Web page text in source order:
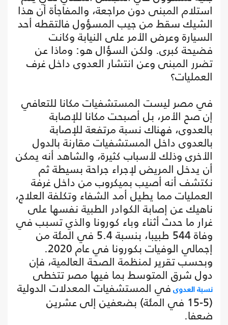
استلام المبنى دون مراجعة، والمفاجأة أن هذا
الشيك سقط من جيب المسؤول فالتقطه أحد
السيارة وعرض الأمر على النيابة وكانت
فضيحة كبرى. ولكن السؤال هو: وماذا عن
تضرر المبنى وعن انتشار العدوى داخل غرف
العمليات؟
في مصر ليست المستشفيات مكانا للتعافي
إن صح الأمر، بل أصبحت مكانا للإصابة
بالعدوى، فهناك نسبة مرتفعة للإصابة
بالعدوى داخل المستشفيات مقارنة بالدول
الأخرى وذلك لأسباب كثيرة، والشاهد أنه يمكن
أن يدخل المريض لإجراء جراحة بسيطة ثم
نكتشف أنه أصيب بميكروب من داخل غرفة
العمليات مما يطيل أمد الشفاء وتكلفة العلاج،
ناهيك عن إصابة الكوادر الطبية نفسها على
غرار ما حدث أثناء وباء كورونا والذي تسبب في
وفاة 544 طبيبا، بنسبة 5.4 في المئة من
إجمالي الوفيات بكورونا في عام 2020.
وبحسب تقرير لمنظمة الصحة العالمية، فإن
دول شرق المتوسط بما فيها مصر تتخطى
نسبة العدوى في المستشفيات المعدلات الدولية
(5-15 في المئة) بضعفين إلى عشرين
ضعفا.